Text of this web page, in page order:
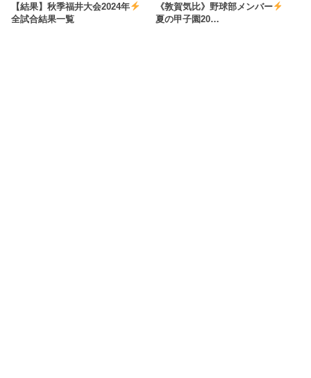
【結果】秋季福井大会2024年
全試合結果一覧
《敦賀気比》野球部メンバー
夏の甲子園20…